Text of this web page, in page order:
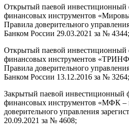
Открытый паевой
финансовых инструментов
Правила доверительного
Банком России 29.03.2021 за № 4344;
Открытый паевой
финансовых инструментов
Правила доверительного
Банком России 13.12.2016 за № 3264;
Закрытый паевой инвестиционный
финансовых инструментов «МФК –
доверительного управления
20.09.2021 за № 4608;